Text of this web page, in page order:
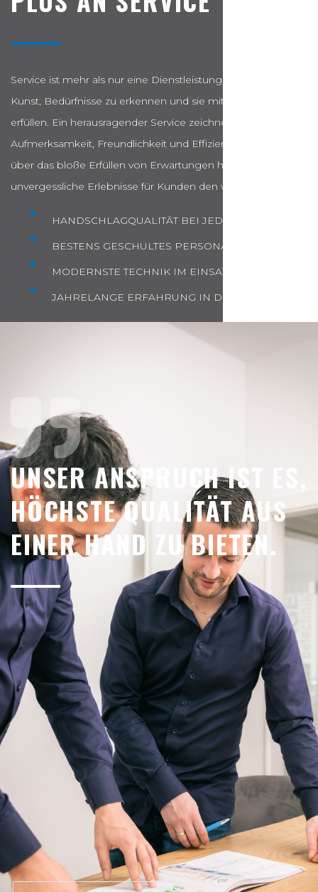
Service ist mehr als nur eine Dienstleistung – es ist die
Kunst, Bedürfnisse zu erkennen und sie mit Exzellenz zu
erfüllen. Ein herausragender Service zeichnet sich durch
Aufmerksamkeit, Freundlichkeit und Effizienz aus. Er geht
über das bloße Erfüllen von Erwartungen hinaus und schafft
unvergessliche Erlebnisse für Kunden den wir bieten:
HANDSCHLAGQUALITÄT BEI JEDEM PROJEKT
BESTENS GESCHULTES PERSONAL
MODERNSTE TECHNIK IM EINSATZ
JAHRELANGE ERFAHRUNG IN DER BRANCHE
UNSER ANSPRUCH IST ES,
HÖCHSTE QUALITÄT AUS
EINER HAND ZU BIETEN.